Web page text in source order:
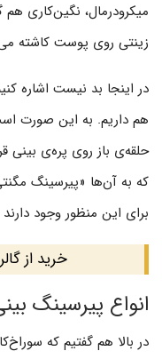
میکرودرمال، نگین‌کاری
زینتی روی پوست کاشته
در اینجا بد نیست اشاره
هم داریم. به این صورت
حلقه‌ی باز روی پره‌ی بینی
که به آن‌ها «پیرسینگ
برای این منظور وجود دارند
خرید از
انواع پیرسینگ
در بالا هم گفتیم که